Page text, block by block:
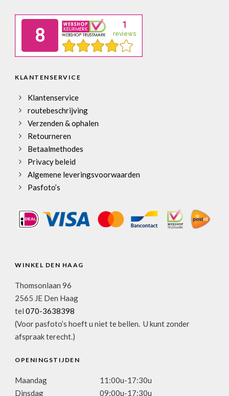
KLANTENSERVICE
Klantenservice
routebeschrijving
Verzenden & ophalen
Retourneren
Betaalmethodes
Privacy beleid
Algemene leveringsvoorwaarden
Pasfoto’s
WINKEL DEN HAAG
Thomsonlaan 96
2565 JE Den Haag
tel 070-3638398
(Voor pasfoto’s hoeft u niet te bellen. U kunt zonder
afspraak terecht.)
OPENINGSTIJDEN
Maandag
11:00u-17:30u
Dinsdag
09:00u-17:30u